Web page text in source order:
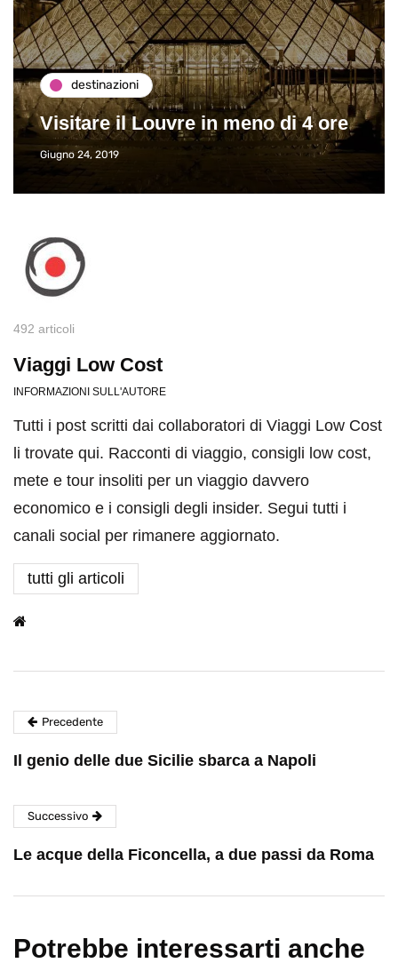
destinazioni
Visitare il Louvre in meno di 4 ore
Giugno 24, 2019
492 articoli
Viaggi Low Cost
INFORMAZIONI SULL'AUTORE
Tutti i post scritti dai collaboratori di Viaggi Low Cost
li trovate qui. Racconti di viaggio, consigli low cost,
mete e tour insoliti per un viaggio davvero
economico e i consigli degli insider. Segui tutti i
canali social per rimanere aggiornato.
tutti gli articoli
Precedente
Il genio delle due Sicilie sbarca a Napoli
Successivo
Le acque della Ficoncella, a due passi da Roma
Potrebbe interessarti anche